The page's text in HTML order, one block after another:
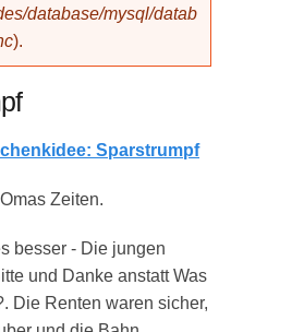
database/mysql/datab
).
Sparstrumpf
Zeiten.
besser - Die jungen
und Danke anstatt Was
Die Renten waren sicher,